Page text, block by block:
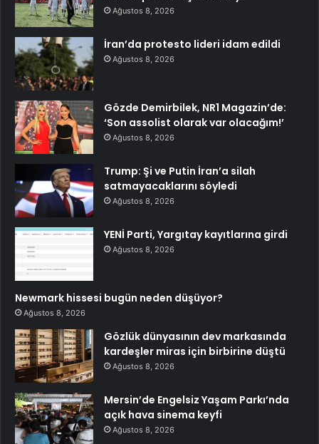
Ağustos 8, 2026
İran’da protesto lideri idam edildi
Ağustos 8, 2026
Gözde Demirbilek, NR1 Magazin’de:
‘Son assolist olarak var olacağım!’
Ağustos 8, 2026
Trump: Şi ve Putin İran’a silah
satmayacaklarını söyledi
Ağustos 8, 2026
YENİ Parti, Yargıtay kayıtlarına girdi
Ağustos 8, 2026
Newmark hissesi bugün neden düşüyor?
Ağustos 8, 2026
Gözlük dünyasının dev markasında
kardeşler miras için birbirine düştü
Ağustos 8, 2026
Mersin’de Engelsiz Yaşam Parkı’nda
açık hava sinema keyfi
Ağustos 8, 2026